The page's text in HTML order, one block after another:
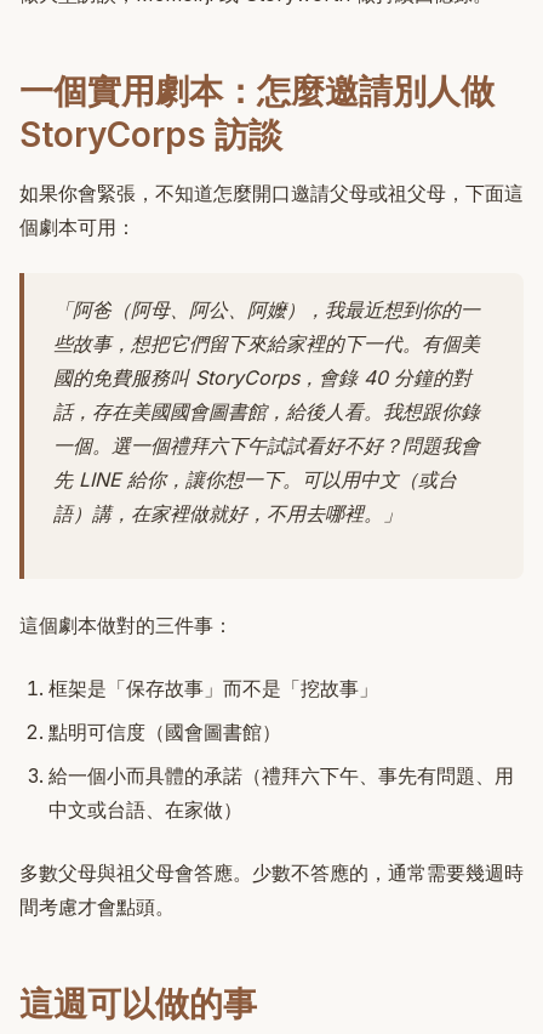
一個實用劇本：怎麼邀請別人做
StoryCorps 訪談
如果你會緊張，不知道怎麼開口邀請父母或祖父母，下面這
個劇本可用：
「阿爸（阿母、阿公、阿嬤），我最近想到你的一
些故事，想把它們留下來給家裡的下一代。有個美
國的免費服務叫 StoryCorps，會錄 40 分鐘的對
話，存在美國國會圖書館，給後人看。我想跟你錄
一個。選一個禮拜六下午試試看好不好？問題我會
先 LINE 給你，讓你想一下。可以用中文（或台
語）講，在家裡做就好，不用去哪裡。」
這個劇本做對的三件事：
框架是「保存故事」而不是「挖故事」
點明可信度（國會圖書館）
給一個小而具體的承諾（禮拜六下午、事先有問題、用
中文或台語、在家做）
多數父母與祖父母會答應。少數不答應的，通常需要幾週時
間考慮才會點頭。
這週可以做的事